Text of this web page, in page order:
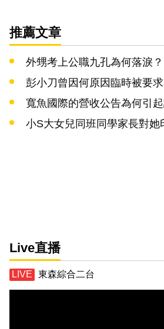
推薦文章
外甥考上公職九孔為何落淚？
彭小刀曾因何原因臨時被要
寬魚國際的營收公告為何引起
小S大女兒同班同學家長對她
Live直播
東森綜合二台